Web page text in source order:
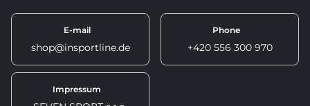
E-mail
shop@insportline.de
Phone
+420 556 300 970
Impressum